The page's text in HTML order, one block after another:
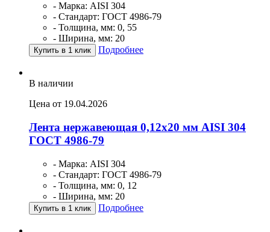
- Марка: AISI 304
- Стандарт: ГОСТ 4986-79
- Толщина, мм: 0, 55
- Ширина, мм: 20
Купить в 1 клик Подробнее
В наличии
Цена от 19.04.2026
Лента нержавеющая 0,12х20 мм AISI 304
ГОСТ 4986-79
- Марка: AISI 304
- Стандарт: ГОСТ 4986-79
- Толщина, мм: 0, 12
- Ширина, мм: 20
Купить в 1 клик Подробнее